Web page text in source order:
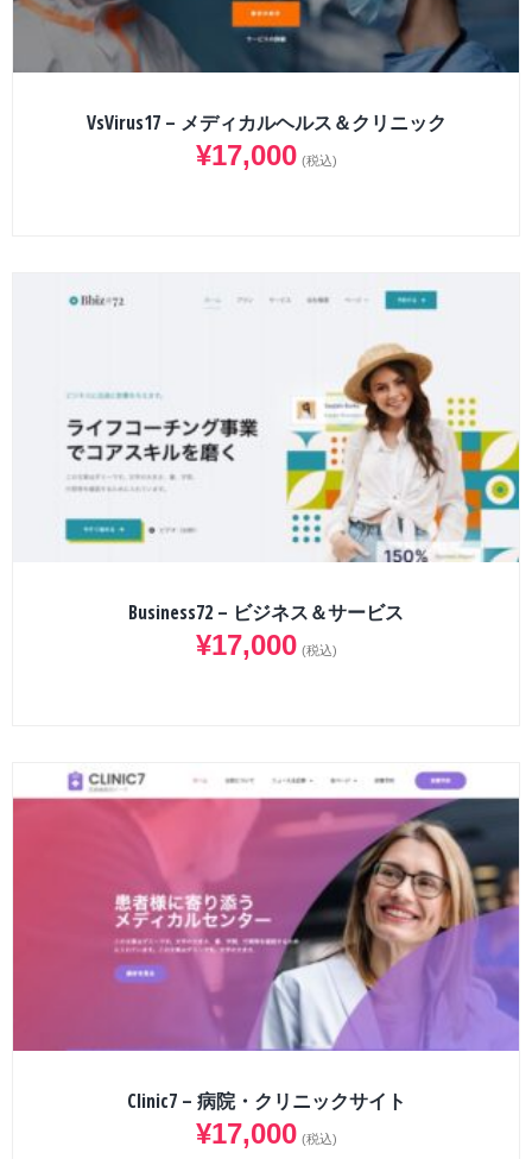
VsVirus17 – メディカルヘルス＆クリニック
¥17,000 (税込)
Business72 – ビジネス＆サービス
¥17,000 (税込)
Clinic7 – 病院・クリニックサイト
¥17,000 (税込)